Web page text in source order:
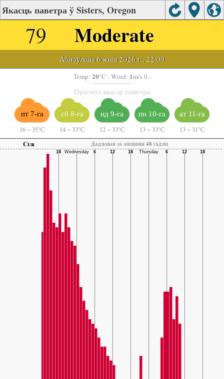
Якасць паветра ў Sisters, Oregon
79 Moderate
Абноўлена 6 жнів 2026 г., 22:00
Temp: 20°C - Wind: 1m/s 0 -
Прагноз якасці паветра
пт 7-га
16 ~ 35°C
сб 8-га
14 ~ 33°C
нд 9-га
12 ~ 33°C
пн 10-га
13 ~ 33°C
ат 11-га
13 ~ 31°C
Cur
Дадзеныя за апошнія 48 гадзін